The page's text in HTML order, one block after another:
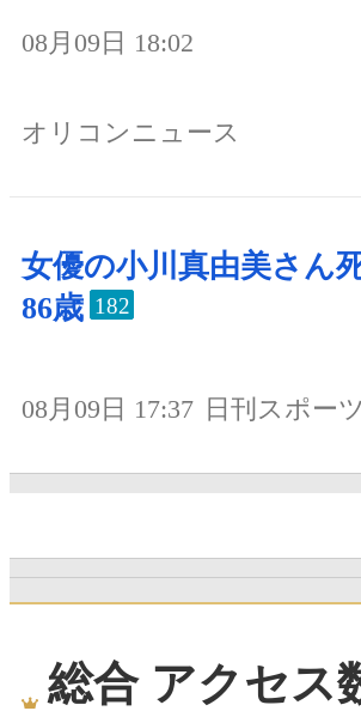
08月09日 18:02
オリコンニュース
女優の小川真由美さん
86歳 182
08月09日 17:37 日刊スポーツ
総合 アクセス